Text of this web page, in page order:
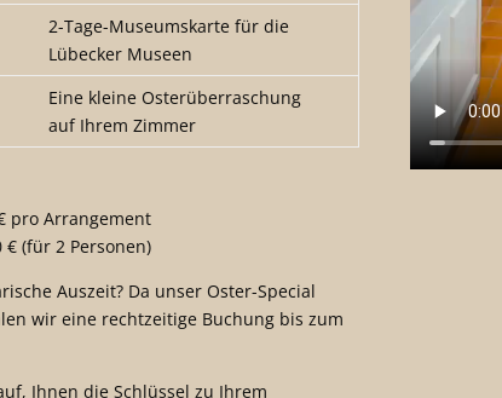
2-Tage-Museumskarte für die
Lübecker Museen
Eine kleine Osterüberraschung
auf Ihrem Zimmer
pro Arrangement
€ (für 2 Personen)
Auszeit? Da unser Oster-Special
wir eine rechtzeitige Buchung bis zum
Ihnen die Schlüssel zu Ihrem